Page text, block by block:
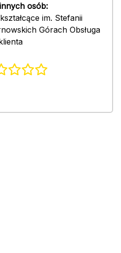
osób:
im. Stefanii
Górach Obsługa